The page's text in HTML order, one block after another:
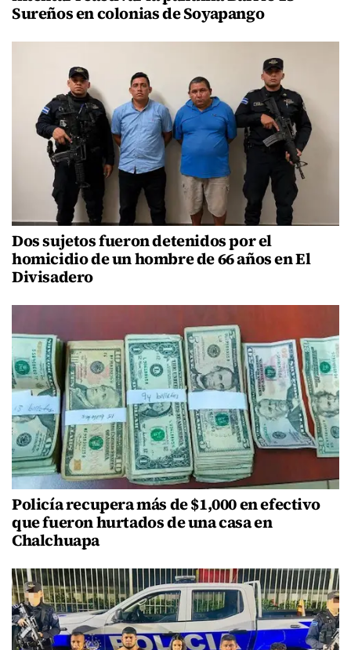
Sureños en colonias de Soyapango
Dos sujetos fueron detenidos por el
homicidio de un hombre de 66 años en El
Divisadero
Policía recupera más de $1,000 en efectivo
que fueron hurtados de una casa en
Chalchuapa